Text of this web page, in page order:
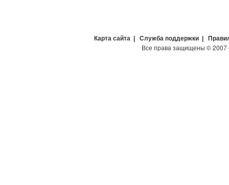
Карта сайта | Служба поддержки |
Все права защищены ©2007